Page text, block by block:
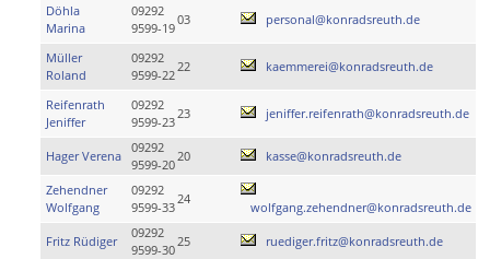
Döhla
Marina
09292
9599-19
03 personal@konradsreuth.de
Müller
Roland
09292
9599-22
22 kaemmerei@konradsreuth.de
Reifenrath
Jeniffer
09292
9599-23
23 jeniffer.reifenrath@konradsreuth.de
Hager Verena
09292
9599-20
20 kasse@konradsreuth.de
Zehendner
Wolfgang
09292
9599-33
24
wolfgang.zehendner@konradsreuth.de
Fritz Rüdiger
09292
9599-30
25 ruediger.fritz@konradsreuth.de